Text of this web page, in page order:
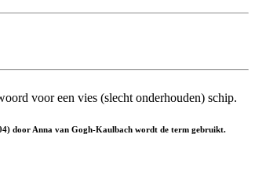
voor een vies (slecht onderhouden) schip.
door Anna van Gogh-Kaulbach wordt de term gebruikt.